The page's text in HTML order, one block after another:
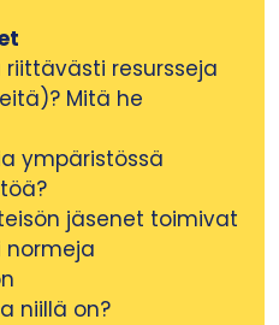
riittävästi resursseja
Mitä he
ympäristössä
jäsenet toimivat
normeja
niillä on?